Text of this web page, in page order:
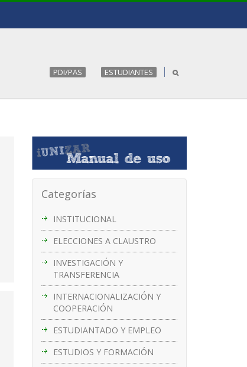
PDI/PAS ESTUDIANTES
Categorías
INSTITUCIONAL
ELECCIONES A CLAUSTRO
INVESTIGACIÓN Y
TRANSFERENCIA
INTERNACIONALIZACIÓN Y
COOPERACIÓN
ESTUDIANTADO Y EMPLEO
ESTUDIOS Y FORMACIÓN